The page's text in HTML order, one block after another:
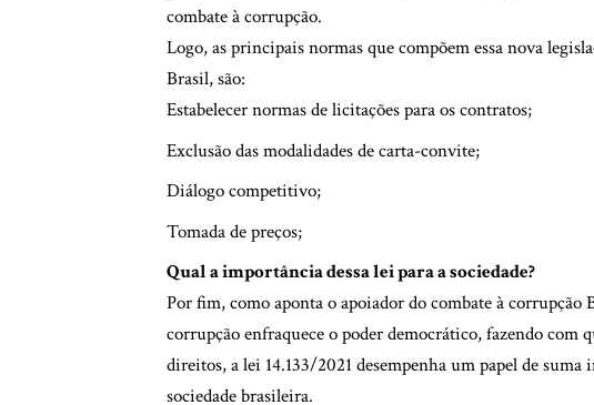
combate à corrupção.
Logo, as principais normas que compõem essa nova
Brasil, são:
Estabelecer normas de licitações para os contratos;
Exclusão das modalidades de carta-convite;
Diálogo competitivo;
Tomada de preços;
Qual a importância dessa lei para a sociedade?
Por fim, como aponta o apoiador do combate à
corrupção enfraquece o poder democrático, fazendo com
direitos, a lei 14.133/2021 desempenha um papel de
sociedade brasileira.